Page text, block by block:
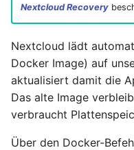
Nextcloud Recovery
Nextcloud lädt
Docker Image) auf
aktualisiert damit die
Das alte Image
verbraucht
Über den Docker-